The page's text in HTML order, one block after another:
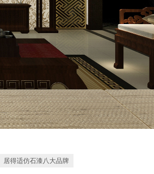
居得适仿石漆八大品牌